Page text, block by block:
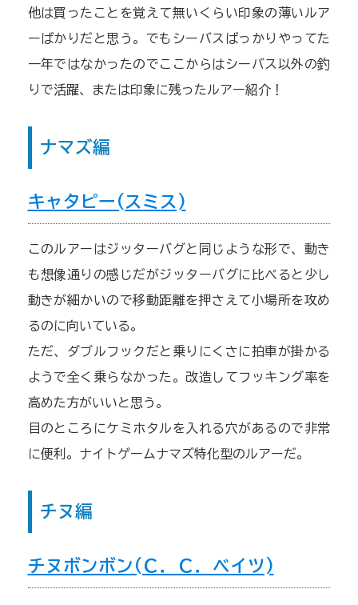
他は買ったことを覚えて無いくらい印象の薄いルア
ーばかりだと思う。でもシーバスばっかりやってた
一年ではなかったのでここからはシーバス以外の釣
りで活躍、または印象に残ったルアー紹介！
ナマズ編
キャタピー(スミス)
このルアーはジッターバグと同じような形で、動き
も想像通りの感じだがジッターバグに比べると少し
動きが細かいので移動距離を押さえて小場所を攻め
るのに向いている。
ただ、ダブルフックだと乗りにくさに拍車が掛かる
ようで全く乗らなかった。改造してフッキング率を
高めた方がいいと思う。
目のところにケミホタルを入れる穴があるので非常
に便利。ナイトゲームナマズ特化型のルアーだ。
チヌ編
チヌボンボン(Ｃ．Ｃ．ベイツ)